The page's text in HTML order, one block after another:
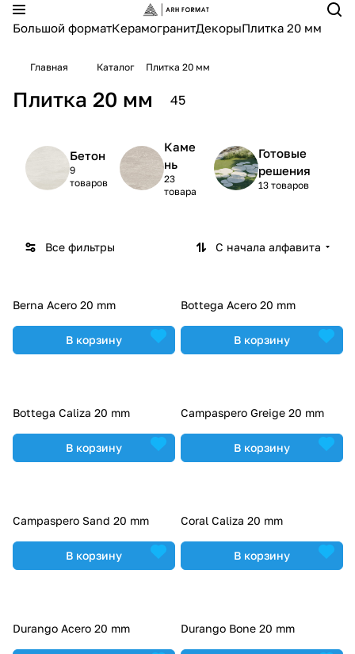
Большой форматКерамогранитДекорыПлитка 20 мм
Главная Каталог Плитка 20 мм
Плитка 20 мм 45
Бетон
9
товаров
Каме
нь
23
товара
Готовые
решения
13 товаров
Все фильтры С начала алфавита
Berna Acero 20 mm
В корзину
Bottega Acero 20 mm
В корзину
Bottega Caliza 20 mm
В корзину
Campaspero Greige 20 mm
В корзину
Campaspero Sand 20 mm
В корзину
Coral Caliza 20 mm
В корзину
Durango Acero 20 mm Durango Bone 20 mm